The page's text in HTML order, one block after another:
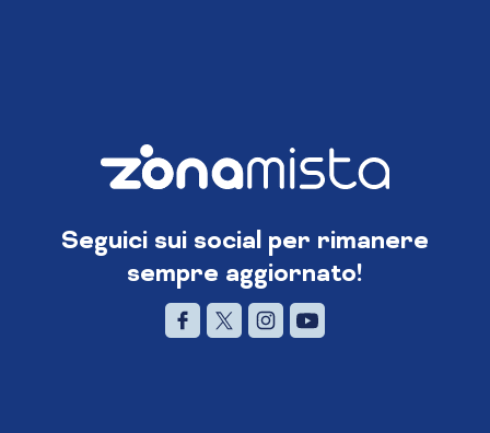
Seguici sui social per rimanere
sempre aggiornato!